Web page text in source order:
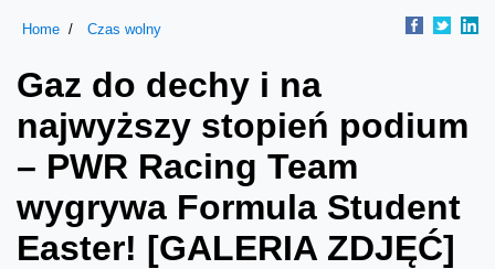
Home Czas wolny
Gaz do dechy i na
najwyższy stopień podium
– PWR Racing Team
wygrywa Formula Student
Easter! [GALERIA ZDJĘĆ]